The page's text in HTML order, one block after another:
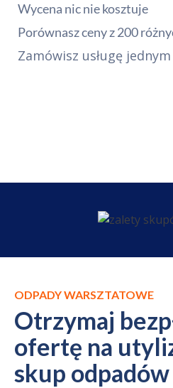
Wycena nic nie kosztuje
Porównasz ceny z 200
Zamówisz usługę
ODPADY WARSZTATOWE
Otrzymaj
ofertę na
skup odpadów